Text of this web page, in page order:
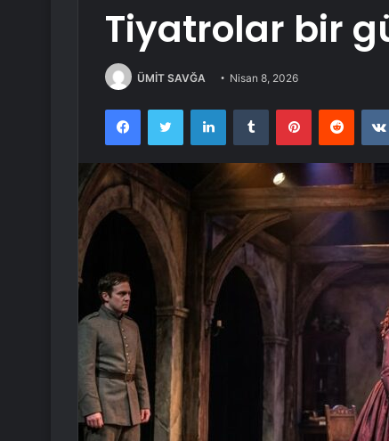
Tiyatrolar bir
ÜMİT SAVĞA Nisan 8, 2026
FacebookTwitter LinkedInTumblr PinterestReddit